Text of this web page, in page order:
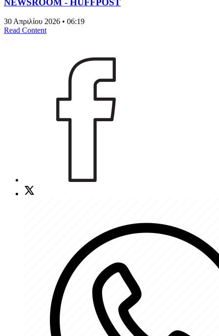
NEWSROOM - HUFFPOST
30 Απριλίου 2026 • 06:19
Read Content